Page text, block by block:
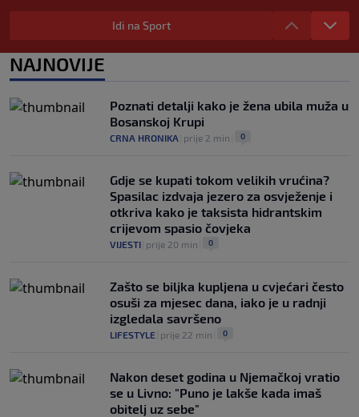
Vlahović pred velikom odlukom:
Beşiktaş mu nudi 10 miliona eura po
0
Mundijal: Od fudbala do Trumpa,
milijardi i rata s UEFA-om
prije 3 h
Idi na Sport
NAJNOVIJE
Poznati detalji kako je žena ubila muža u
Bosanskoj Krupi
CRNA HRONIKA prije 2 min 0
Gdje se kupati tokom velikih vrućina?
Spasilac izdvaja jezero za osvježenje i
otkriva kako je taksista hidrantskim
crijevom spasio čovjeka
VIJESTI prije 20 min 0
Zašto se biljka kupljena u cvjećari često
osuši za mjesec dana, iako je u radnji
izgledala savršeno
LIFESTYLE prije 22 min 0
Nakon deset godina u Njemačkoj vratio
se u Livno: "Puno je lakše kada imaš
obitelj uz sebe"